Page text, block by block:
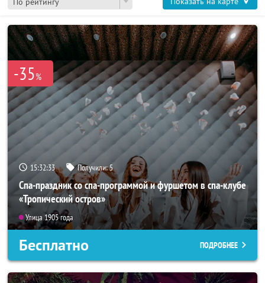
-35%
15:32:31 Получили:5
Спа-праздник со спа-программой и фуршетом в спа-клубе
«Тропический остров»
Улица 1905 года
Бесплатно ПОДРОБНЕЕ